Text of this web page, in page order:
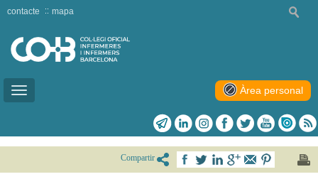
Toggle
contacte mapa
Àrea personal
Compartir